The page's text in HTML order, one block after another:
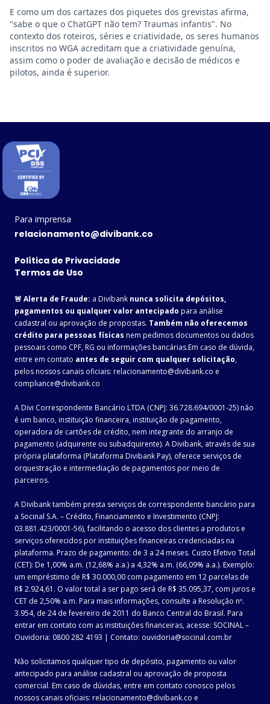
E como um dos cartazes dos piquetes dos grevistas afirma,
"sabe o que o ChatGPT não tem? Traumas infantis". No
contexto dos roteiros, séries e criatividade, os seres humanos
inscritos no WGA acreditam que a criatividade genuína,
assim como o poder de avaliação e decisão de médicos e
pilotos, ainda é superior.
Para imprensa
relacionamento@divibank.co
Política de Privacidade
Termos de Uso
🚨 Alerta de Fraude: a Divibank nunca solicita depósitos,
pagamentos ou qualquer valor antecipado para análise
cadastral ou aprovação de propostas. Também não oferecemos
crédito para pessoas físicas nem pedimos documentos ou dados
pessoais como CPF, RG ou informações bancárias.Em caso de dúvida,
entre em contato antes de seguir com qualquer solicitação,
pelos nossos canais oficiais: relacionamento@divibank.co e
compliance@divibank.co
A Divi Correspondente Bancário LTDA (CNPJ: 36.728.694/0001-25) não
é um banco, instituição financeira, instituição de pagamento,
operadora de cartões de crédito, nem integrante do arranjo de
pagamento (adquirente ou subadquirente). A Divibank, através de sua
própria plataforma (Plataforma Divibank Pay), oferece serviços de
orquestração e intermediação de pagamentos por meio de
parceiros.
A Divibank também presta serviços de correspondente bancário para
a Socinal S.A. – Crédito, Financiamento e Investimento (CNPJ:
03.881.423/0001-56), facilitando o acesso dos clientes a produtos e
serviços oferecidos por instituições financeiras credenciadas na
plataforma. Prazo de pagamento: de 3 a 24 meses. Custo Efetivo Total
(CET): De 1,00% a.m. (12,68% a.a.) a 4,32% a.m. (66,09% a.a.). Exemplo:
um empréstimo de R$ 30.000,00 com pagamento em 12 parcelas de
R$ 2.924,61. O valor total a ser pago será de R$ 35.095,37, com juros e
CET de 2,50% a.m. Para mais informações, consulte a Resolução nº.
3.954, de 24 de fevereiro de 2011 do Banco Central do Brasil. Para
entrar em contato com as instituições financeiras, acesse: SOCINAL –
Ouvidoria: 0800 282 4193 | Contato: ouvidoria@socinal.com.br
Não solicitamos qualquer tipo de depósito, pagamento ou valor
antecipado para análise cadastral ou aprovação de proposta
comercial. Em caso de dúvidas, entre em contato conosco pelos
nossos canais oficiais: relacionamento@divibank.co e